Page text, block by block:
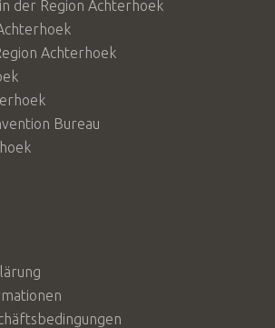
der Region Achterhoek
Achterhoek
Bureau